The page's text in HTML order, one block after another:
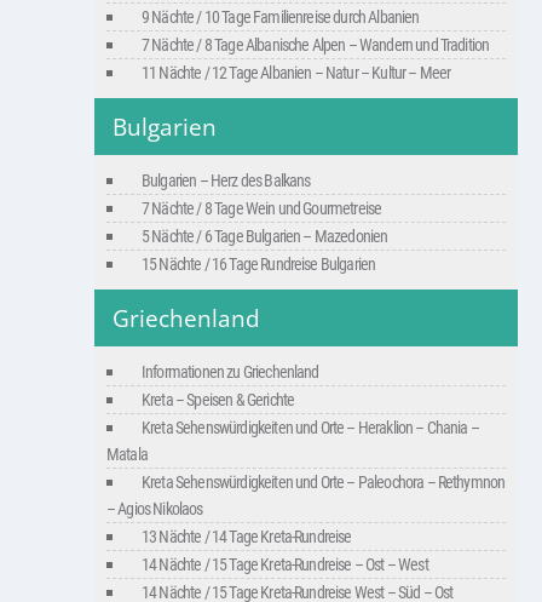
9 Nächte / 10 Tage Familienreise durch Albanien
7 Nächte / 8 Tage Albanische Alpen – Wandern und Tradition
11 Nächte / 12 Tage Albanien – Natur – Kultur – Meer
Bulgarien
Bulgarien – Herz des Balkans
7 Nächte / 8 Tage Wein und Gourmetreise
5 Nächte / 6 Tage Bulgarien – Mazedonien
15 Nächte / 16 Tage Rundreise Bulgarien
Griechenland
Informationen zu Griechenland
Kreta – Speisen & Gerichte
Kreta Sehenswürdigkeiten und Orte – Heraklion – Chania –
Matala
Kreta Sehenswürdigkeiten und Orte – Paleochora – Rethymnon
– Agios Nikolaos
13 Nächte / 14 Tage Kreta-Rundreise
14 Nächte / 15 Tage Kreta-Rundreise – Ost – West
14 Nächte / 15 Tage Kreta-Rundreise West – Süd – Ost